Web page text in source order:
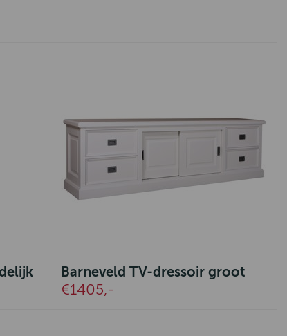
Barneveld TV-dressoir groot
€1405,-